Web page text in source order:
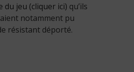
du jeu (cliquer ici) qu’ils
notamment pu
résistant déporté.